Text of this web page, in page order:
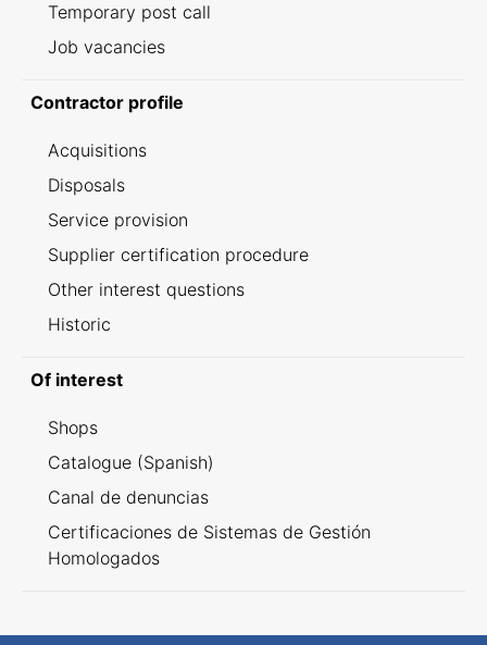
Temporary post call
Job vacancies
Contractor profile
Acquisitions
Disposals
Service provision
Supplier certification procedure
Other interest questions
Historic
Of interest
Shops
Catalogue (Spanish)
Canal de denuncias
Certificaciones de Sistemas de Gestión
Homologados